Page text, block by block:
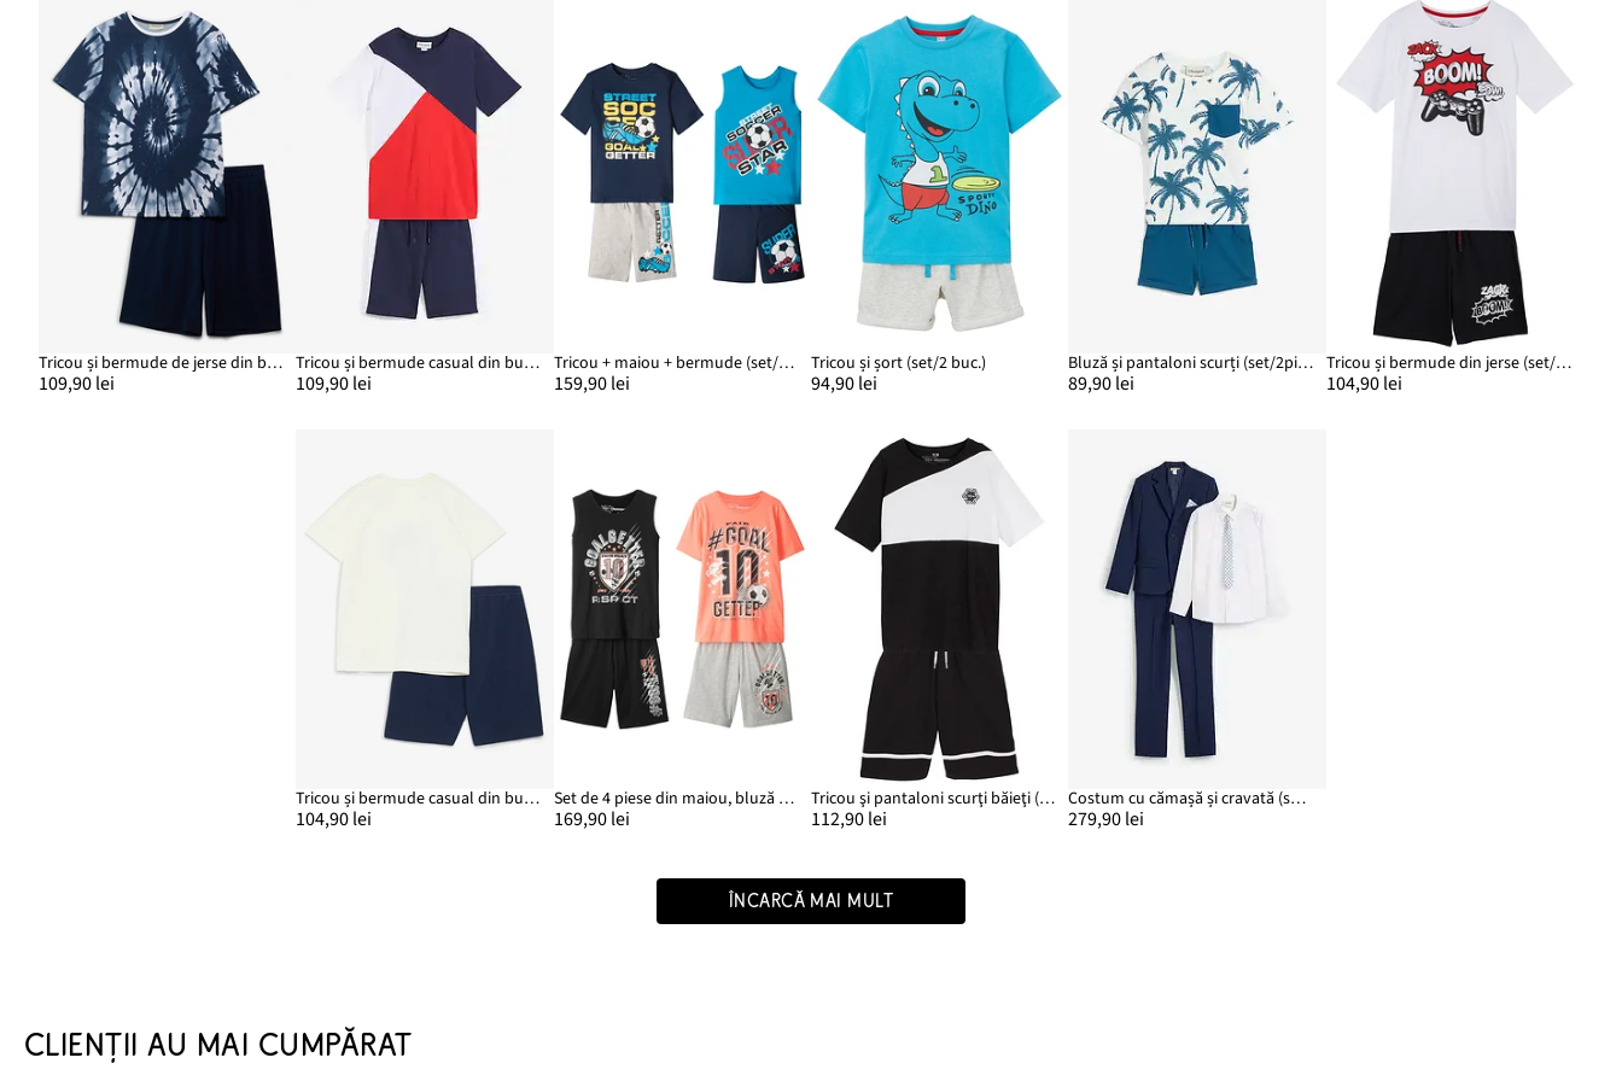
Tricou și bermude de jerse din bumbac organic 100% (set/2 buc.)
109,90 lei
Tricou și bermude casual din bumbac organic 100% (set din 2 buc.)
109,90 lei
Tricou + maiou + bermude (set/4 piese)
159,90 lei
Tricou și șort (set/2 buc.)
94,90 lei
Bluză și pantaloni scurți (set/2piese)
89,90 lei
Tricou și bermude din jerse (set/2 piese)
104,90 lei
Tricou și bermude casual din bumbac organic 100% (set/2 piese)
104,90 lei
Set de 4 piese din maiou, bluză și 2 x pantaloni scurți
169,90 lei
Tricou şi pantaloni scurţi băieţi (2piese)
112,90 lei
Costum cu cămașă și cravată (set/4 piese)
279,90 lei
ÎNCARCĂ MAI MULT
CLIENȚII AU MAI CUMPĂRAT